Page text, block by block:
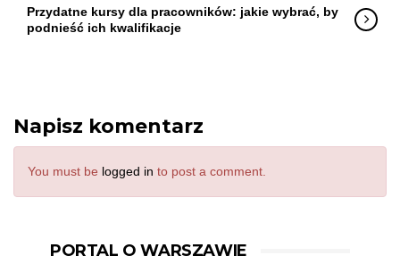
Przydatne kursy dla pracowników: jakie wybrać, by
podnieść ich kwalifikacje
Napisz komentarz
You must be logged in to post a comment.
PORTAL O WARSZAWIE